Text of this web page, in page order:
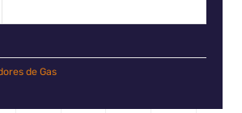
de Gas